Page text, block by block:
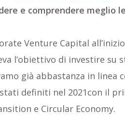
e comprendere meglio
Venture Capital
l’obiettivo di investire su
già abbastanza in linea
definiti nel 2021con il
e Circular Economy.